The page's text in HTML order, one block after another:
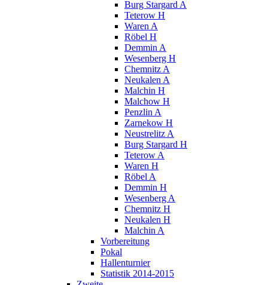
Burg Stargard A
Teterow H
Waren A
Röbel H
Demmin A
Wesenberg H
Chemnitz A
Neukalen A
Malchin H
Malchow H
Penzlin A
Zarnekow H
Neustrelitz A
Burg Stargard H
Teterow A
Waren H
Röbel A
Demmin H
Wesenberg A
Chemnitz H
Neukalen H
Malchin A
Vorbereitung
Pokal
Hallenturnier
Statistik 2014-2015